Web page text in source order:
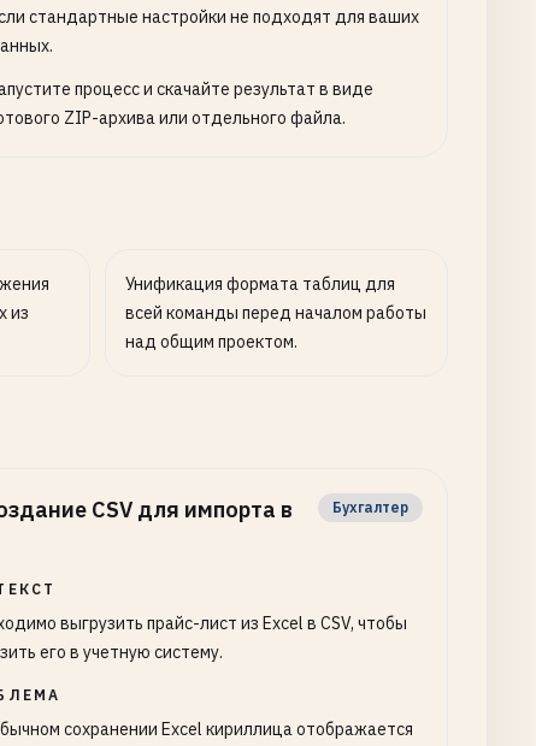
стандартные настройки не подходят для ваших
процесс и скачайте результат в виде
ZIP-архива или отдельного файла.
из
Унификация формата таблиц для
всей команды перед началом работы
над общим проектом.
CSV для импорта в
Бухгалтер
выгрузить прайс-лист из Excel в CSV, чтобы
его в учетную систему.
сохранении Excel кириллица отображается